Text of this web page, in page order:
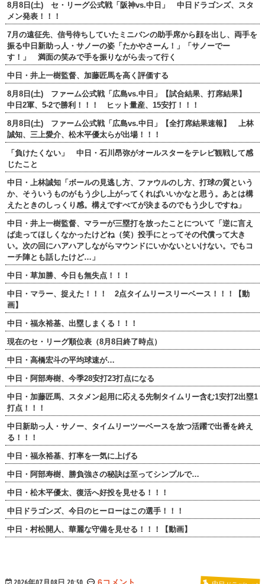
8月8日(土) セ・リーグ公式戦「阪神vs.中日」 中日ドラゴンズ、スタ
メン発表！！！
7月の遠征先、信号待ちしていたミニバンの助手席から顔を出し、両手を
振る中日新助っ人・サノーの姿「たかやさーん！」「サノーでー
す！」 満面の笑みで手を振りながら去って行く
中日・井上一樹監督、加藤匠馬を高く評価する
8月8日(土) ファーム公式戦「広島vs.中日」【試合結果、打席結果】
中日2軍、5-2で勝利！！！ ヒット量産、15安打！！！
8月8日(土) ファーム公式戦「広島vs.中日」【全打席結果速報】 上林
誠知、三上愛介、松木平優太らが出場！！！
「負けたくない」 中日・石川昂弥がオールスターをテレビ観戦して感
じたこと
中日・上林誠知「ボールの見逃し方、ファウルのし方、打球の質という
か、そういうものがもう少し上がってくればいいかなと思う。あとは構
えたときのしっくり感。構えですべてが決まるのでもう少しですね」
中日・井上一樹監督、マラーが三塁打を放ったことについて「逆に言え
ば走ってほしくなかったけどね（笑）投手にとってその代償って大き
い。次の回にハアハアしながらマウンドにいかないといけない。でもコ
ーチ陣とも話したけど…」
中日・草加勝、今日も無失点！！！
中日・マラー、捉えた！！！ 2点タイムリースリーベース！！！【動
画】
中日・福永裕基、出塁しまくる！！！
現在のセ・リーグ順位表（8月8日終了時点）
中日・高橋宏斗の平均球速が…
中日・阿部寿樹、今季28安打23打点になる
中日・加藤匠馬、スタメン起用に応える先制タイムリー含む1安打2出塁1
打点！！！
中日新助っ人・サノー、タイムリーツーベースを放つ活躍で出番を終え
る！！！
中日・福永裕基、打率を一気に上げる
中日・阿部寿樹、勝負強さの秘訣は至ってシンプルで…
中日・松木平優太、復活へ好投を見せる！！！
中日ドラゴンズ、今日のヒーローはこの選手！！！
中日・村松開人、華麗な守備を見せる！！！【動画】